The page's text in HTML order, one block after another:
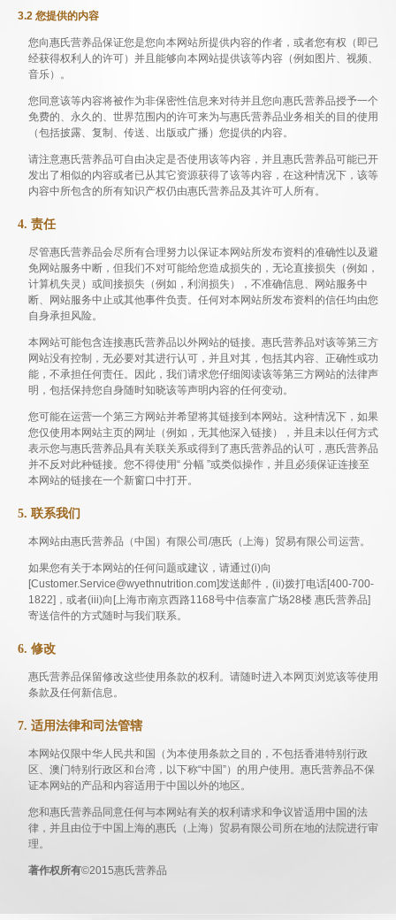
3.2 您提供的内容
您向惠氏营养品保证您是您向本网站所提供内容的作者，或者您有权（即已
经获得权利人的许可）并且能够向本网站提供该等内容（例如图片、视频、
音乐）。
您同意该等内容将被作为非保密性信息来对待并且您向惠氏营养品授予一个
免费的、永久的、世界范围内的许可来为与惠氏营养品业务相关的目的使用
（包括披露、复制、传送、出版或广播）您提供的内容。
请注意惠氏营养品可自由决定是否使用该等内容，并且惠氏营养品可能已开
发出了相似的内容或者已从其它资源获得了该等内容，在这种情况下，该等
内容中所包含的所有知识产权仍由惠氏营养品及其许可人所有。
4. 责任
尽管惠氏营养品会尽所有合理努力以保证本网站所发布资料的准确性以及避
免网站服务中断，但我们不对可能给您造成损失的，无论直接损失（例如，
计算机失灵）或间接损失（例如，利润损失），不准确信息、网站服务中
断、网站服务中止或其他事件负责。任何对本网站所发布资料的信任均由您
自身承担风险。
本网站可能包含连接惠氏营养品以外网站的链接。惠氏营养品对该等第三方
网站没有控制，无必要对其进行认可，并且对其，包括其内容、正确性或功
能，不承担任何责任。因此，我们请求您仔细阅读该等第三方网站的法律声
明，包括保持您自身随时知晓该等声明内容的任何变动。
您可能在运营一个第三方网站并希望将其链接到本网站。这种情况下，如果
您仅使用本网站主页的网址（例如，无其他深入链接），并且未以任何方式
表示您与惠氏营养品具有关联关系或得到了惠氏营养品的认可，惠氏营养品
并不反对此种链接。您不得使用“ 分幅 ”或类似操作，并且必须保证连接至
本网站的链接在一个新窗口中打开。
5. 联系我们
本网站由惠氏营养品（中国）有限公司/惠氏（上海）贸易有限公司运营。
如果您有关于本网站的任何问题或建议，请通过(i)向
[Customer.Service@wyethnutrition.com]发送邮件，(ii)拨打电话[400-700-
1822]，或者(ііі)向[上海市南京西路1168号中信泰富广场28楼 惠氏营养品]
寄送信件的方式随时与我们联系。
6. 修改
惠氏营养品保留修改这些使用条款的权利。请随时进入本网页浏览该等使用
条款及任何新信息。
7. 适用法律和司法管辖
本网站仅限中华人民共和国（为本使用条款之目的，不包括香港特别行政
区、澳门特别行政区和台湾，以下称“中国”）的用户使用。惠氏营养品不保
证本网站的产品和内容适用于中国以外的地区。
您和惠氏营养品同意任何与本网站有关的权利请求和争议皆适用中国的法
律，并且由位于中国上海的惠氏（上海）贸易有限公司所在地的法院进行审
理。
著作权所有©2015惠氏营养品